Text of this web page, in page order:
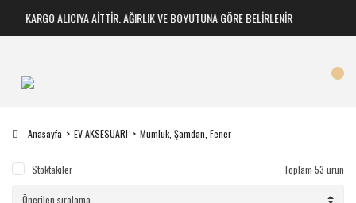
KARGO ALICIYA AİTTİR. AĞIRLIK VE BOYUTUNA GÖRE BELİRLENİR
Anasayfa EV AKSESUARI Mumluk, Şamdan, Fener
Stoktakiler Toplam 53 ürün